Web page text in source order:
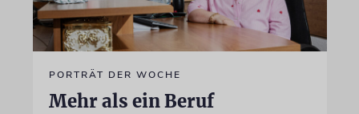
PORTRÄT DER WOCHE
Mehr als ein Beruf